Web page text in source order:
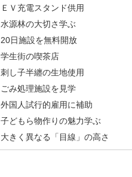
ＥＶ充電スタンド供用
水源林の大切さ学ぶ
20日施設を無料開放
学生街の喫茶店
刺し子半纏の生地使用
ごみ処理施設を見学
外国人試行的雇用に補助
子どもら物作りの魅力学ぶ
大きく異なる「目線」の高さ